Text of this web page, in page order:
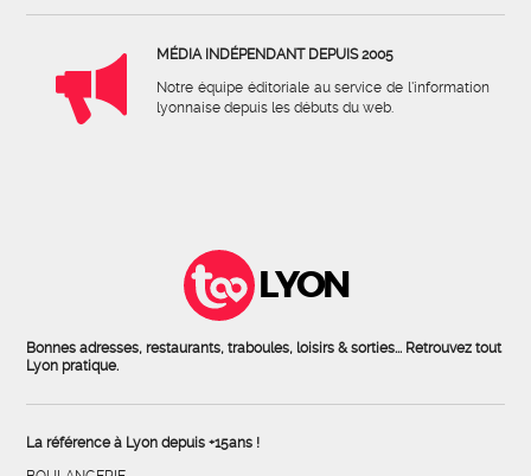
MÉDIA INDÉPENDANT DEPUIS 2005
Notre équipe éditoriale au service de l'information
lyonnaise depuis les débuts du web.
LYON
Bonnes adresses, restaurants, traboules, loisirs & sorties... Retrouvez tout
Lyon pratique.
La référence à Lyon depuis +15ans !